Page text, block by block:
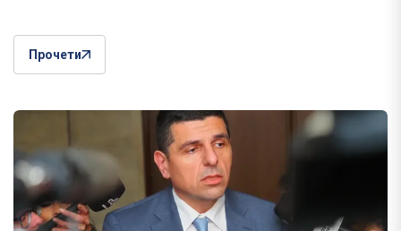
Прочети